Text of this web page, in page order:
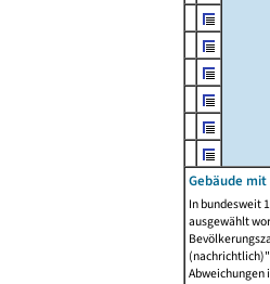
Gebäude mit
In bundesweit
ausgewählt
Abweichungen